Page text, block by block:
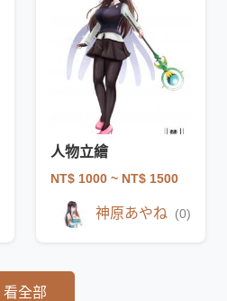
人物立繪
NT$ 1000 ~ NT$ 1500
神原あやね (0)
看全部